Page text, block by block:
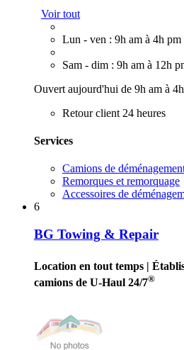
Voir tout
Lun - ven : 9h am à 4h pm
Sam - dim : 9h am à 12h
Ouvert aujourd'hui de 9h am à
Retour client 24 heures
Services
Camions de
Remorques et remorquage
Accessoires de
6
BG Towing & Repair
Location en tout temps |
camions de U-Haul 24/7®